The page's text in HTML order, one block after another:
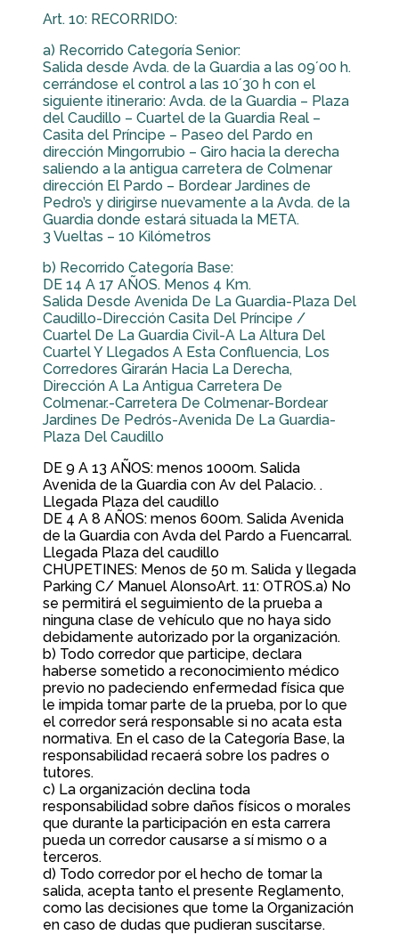
Art. 10: RECORRIDO:
a) Recorrido Categoría Senior:
Salida desde Avda. de la Guardia a las 09´00 h.
cerrándose el control a las 10´30 h con el
siguiente itinerario: Avda. de la Guardia – Plaza
del Caudillo – Cuartel de la Guardia Real –
Casita del Príncipe – Paseo del Pardo en
dirección Mingorrubio – Giro hacia la derecha
saliendo a la antigua carretera de Colmenar
dirección El Pardo – Bordear Jardines de
Pedro’s y dirigirse nuevamente a la Avda. de la
Guardia donde estará situada la META.
3 Vueltas – 10 Kilómetros
b) Recorrido Categoría Base:
DE 14 A 17 AÑOS. Menos 4 Km.
Salida Desde Avenida De La Guardia-Plaza Del
Caudillo-Dirección Casita Del Príncipe /
Cuartel De La Guardia Civil-A La Altura Del
Cuartel Y Llegados A Esta Confluencia, Los
Corredores Girarán Hacia La Derecha,
Dirección A La Antigua Carretera De
Colmenar.-Carretera De Colmenar-Bordear
Jardines De Pedrós-Avenida De La Guardia-
Plaza Del Caudillo
DE 9 A 13 AÑOS: menos 1000m. Salida
Avenida de la Guardia con Av del Palacio. .
Llegada Plaza del caudillo
DE 4 A 8 AÑOS: menos 600m. Salida Avenida
de la Guardia con Avda del Pardo a Fuencarral.
Llegada Plaza del caudillo
CHUPETINES: Menos de 50 m. Salida y llegada
Parking C/ Manuel AlonsoArt. 11: OTROS.a) No
se permitirá el seguimiento de la prueba a
ninguna clase de vehículo que no haya sido
debidamente autorizado por la organización.
b) Todo corredor que participe, declara
haberse sometido a reconocimiento médico
previo no padeciendo enfermedad física que
le impida tomar parte de la prueba, por lo que
el corredor será responsable si no acata esta
normativa. En el caso de la Categoría Base, la
responsabilidad recaerá sobre los padres o
tutores.
c) La organización declina toda
responsabilidad sobre daños físicos o morales
que durante la participación en esta carrera
pueda un corredor causarse a sí mismo o a
terceros.
d) Todo corredor por el hecho de tomar la
salida, acepta tanto el presente Reglamento,
como las decisiones que tome la Organización
en caso de dudas que pudieran suscitarse.